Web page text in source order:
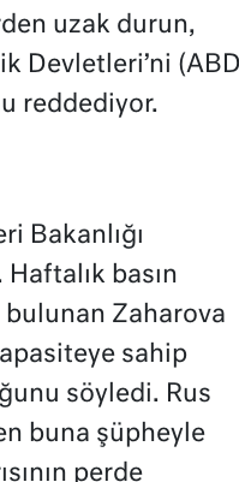
uzak durun,
Devletleri’ni
reddediyor.
Bakanlığı
basın
bulunan Zaharova
sahip
söyledi. Rus
buna şüpheyle
perde